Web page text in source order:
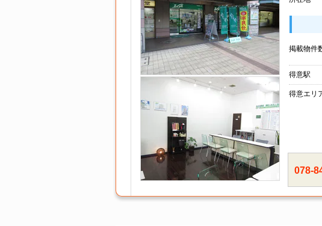
掲載物件
得意駅
得意エリ
078-